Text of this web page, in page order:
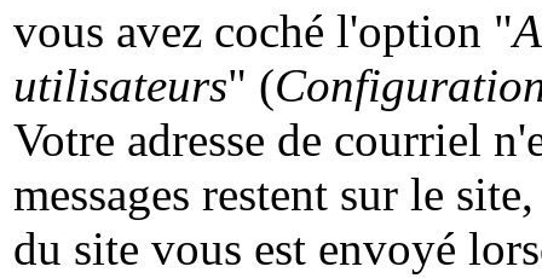
vous avez coché l'option "
utilisateurs" (
Votre adresse de courriel
messages restent sur le
du site vous est envoyé